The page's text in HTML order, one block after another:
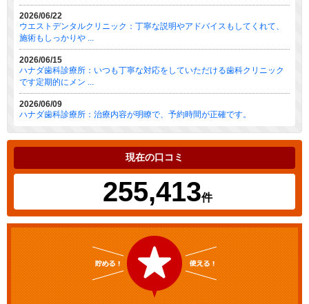
2026/06/22
ウエストデンタルクリニック：丁寧な説明やアドバイスもしてくれて、
施術もしっかりや ...
2026/06/15
ハナダ歯科診療所：いつも丁寧な対応をしていただける歯科クリニック
です定期的にメン ...
2026/06/09
ハナダ歯科診療所：治療内容が明瞭で、予約時間が正確です。
現在の口コミ
255,413件